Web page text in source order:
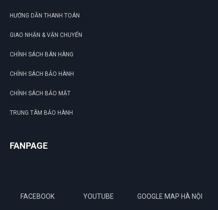
HƯỚNG DẪN THANH TOÁN
GIAO NHẬN & VẬN CHUYỂN
CHÍNH SÁCH BÁN HÀNG
CHÍNH SÁCH BẢO HÀNH
CHÍNH SÁCH BẢO MẬT
TRUNG TÂM BẢO HÀNH
FANPAGE
FACEBOOK YOUTUBE GOOGLE MAP HÀ NỘI